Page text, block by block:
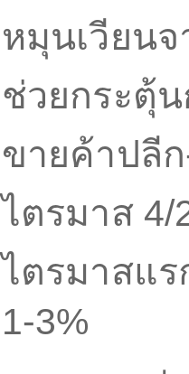
หมุนเวียนจ
ช่วยกระตุ้
ขายค้าปลี
ไตรมาส 4/
ไตรมาสแ
1-3%